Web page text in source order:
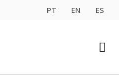
PT EN ES